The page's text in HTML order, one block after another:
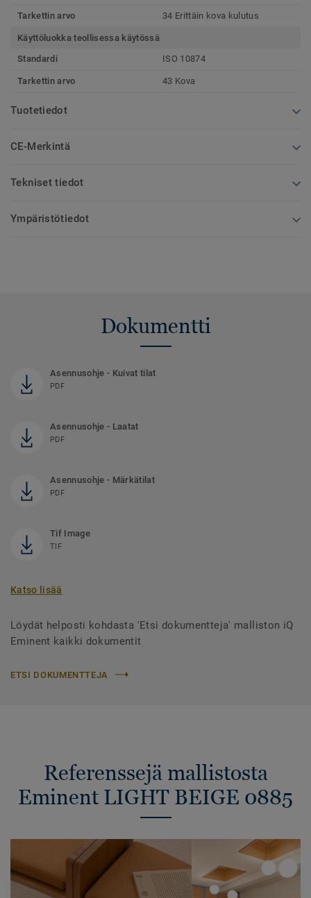
Tarkettin arvo 34 Erittäin kova kulutus
Käyttöluokka teollisessa käytössä
Standardi
ISO 10874
Tarkettin arvo 43 Kova
Tuotetiedot
CE-Merkintä
Tekniset tiedot
Ympäristötiedot
Dokumentti
Asennusohje - Kuivat tilat
PDF
Asennusohje - Laatat
PDF
Asennusohje - Märkätilat
PDF
Tif Image
TIF
Katso lisää
Löydät helposti kohdasta 'Etsi dokumentteja' malliston iQ
Eminent kaikki dokumentit
ETSI DOKUMENTTEJA
Referenssejä mallistosta
Eminent LIGHT BEIGE 0885